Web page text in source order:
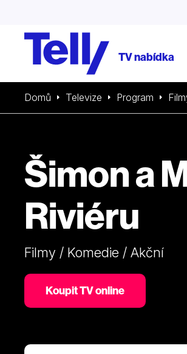
TV nabídka
Domů Televize Program
Šimon a
Riviéru
Filmy / Komedie / Akční
Koupit TV online